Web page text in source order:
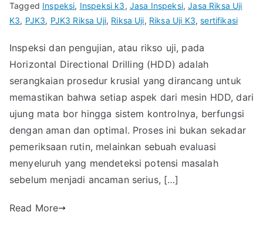
Tagged Inspeksi, Inspeksi k3, Jasa Inspeksi,Jasa Riksa Uji
K3, PJK3, PJK3 Riksa Uji, Riksa Uji, Riksa Uji K3,sertifikasi
Inspeksi dan pengujian, atau rikso uji, pada
Horizontal Directional Drilling (HDD) adalah
serangkaian prosedur krusial yang dirancang untuk
memastikan bahwa setiap aspek dari mesin HDD, dari
ujung mata bor hingga sistem kontrolnya, berfungsi
dengan aman dan optimal. Proses ini bukan sekadar
pemeriksaan rutin, melainkan sebuah evaluasi
menyeluruh yang mendeteksi potensi masalah
sebelum menjadi ancaman serius, […]
Read More